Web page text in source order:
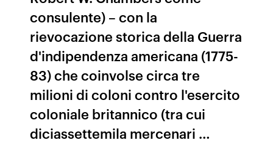
consulente) – con la
rievocazione storica della Guerra
d'indipendenza americana (1775-
83) che coinvolse circa tre
milioni di coloni contro l'esercito
coloniale britannico (tra cui
diciassettemila mercenari …